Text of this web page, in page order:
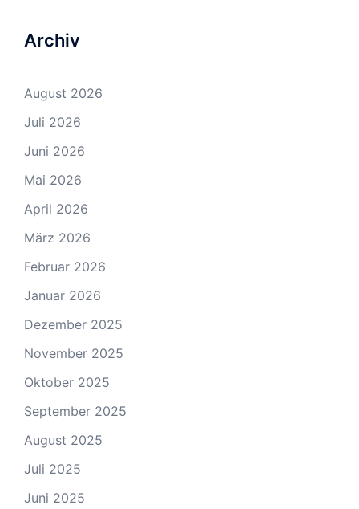
Archiv
August 2026
Juli 2026
Juni 2026
Mai 2026
April 2026
März 2026
Februar 2026
Januar 2026
Dezember 2025
November 2025
Oktober 2025
September 2025
August 2025
Juli 2025
Juni 2025